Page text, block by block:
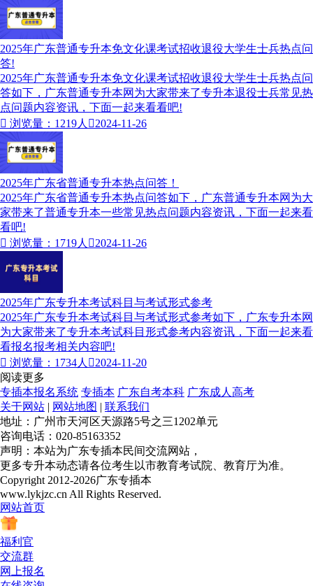
2025年广东普通专升本免文化课考试招收退役大学生士兵热点问
答!
2025年广东普通专升本免文化课考试招收退役大学生士兵热点问
答如下，广东普通专升本网为大家带来了专升本退役士兵常见热
点问题内容资讯，下面一起来看看吧!
 浏览量：1219人 2024-11-26
2025年广东省普通专升本热点问答！
2025年广东省普通专升本热点问答如下，广东普通专升本网为大
家带来了普通专升本一些常见热点问题内容资讯，下面一起来看
看吧!
 浏览量：1719人 2024-11-26
2025年广东专升本考试科目与考试形式参考
2025年广东专升本考试科目与考试形式参考如下，广东专升本网
为大家带来了专升本考试科目形式参考内容资讯，下面一起来看
看报名报考相关内容吧!
 浏览量：1734人 2024-11-20
阅读更多
专插本报名系统 专插本 广东自考本科 广东成人高考
关于网站 | 网站地图 | 联系我们
地址：广州市天河区天源路5号之三1202单元
咨询电话：020-85163352
声明：本站为广东专插本民间交流网站，
更多专升本动态请各位考生以市教育考试院、教育厅为准。
Copyright 2012-2026广东专插本
www.lykjzc.cn All Rights Reserved.
网站首页
福利官
交流群
网上报名